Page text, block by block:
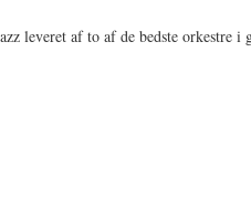
leveret af to af de bedste orkestre